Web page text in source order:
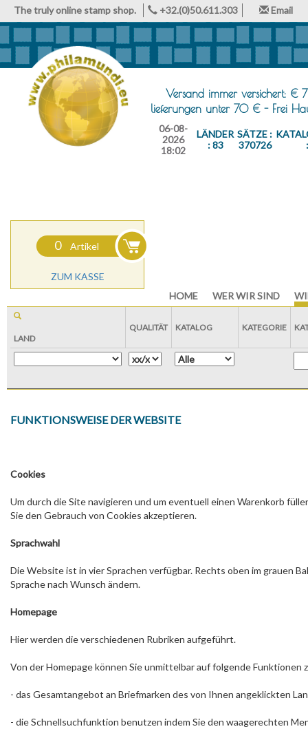
The truly online stamp shop. +32.(0)50.611.303 Email
Versand immer versichert: €
lieferungen unter 70 € - Frei
06-08-
2026
18:02
LÄNDER
: 83
SÄTZE :
370726
0 Artikel
ZUM KASSE
HOME
WER WIR SIND
LAND
QUALITÄT KATALOG KATEGORIE
FUNKTIONSWEISE DER WEBSITE
Cookies
Um durch die Site navigieren und um eventuell einen Warenkorb
Sie den Gebrauch von Cookies akzeptieren.
Sprachwahl
Die Website ist in vier Sprachen verfügbar. Rechts oben im grauen
Sprache nach Wunsch ändern.
Homepage
Hier werden die verschiedenen Rubriken aufgeführt.
Von der Homepage können Sie unmittelbar auf folgende Funktionen
- das Gesamtangebot an Briefmarken des von Ihnen angeklickten
- die Schnellsuchfunktion benutzen indem Sie den waagerechten